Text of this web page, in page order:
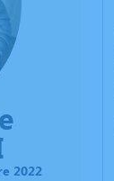
2022